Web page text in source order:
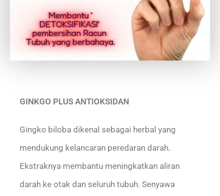
GINKGO PLUS ANTIOKSIDAN
Gingko biloba dikenal sebagai herbal yang
mendukung kelancaran peredaran darah.
Ekstraknya membantu meningkatkan aliran
darah ke otak dan seluruh tubuh. Senyawa